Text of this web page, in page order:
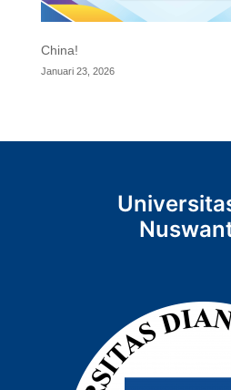
China!
Januari 23, 2026